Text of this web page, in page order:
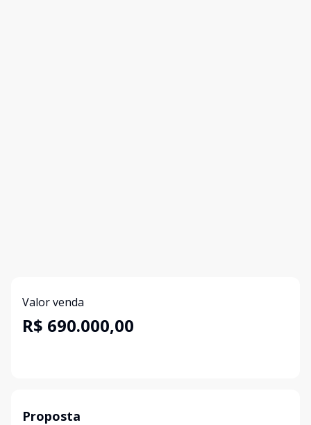
Valor venda
R$ 690.000,00
Proposta